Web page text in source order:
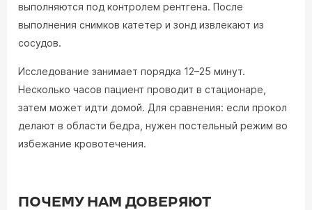
выполняются под контролем рентгена. После
выполнения снимков катетер и зонд извлекают из
сосудов.
Исследование занимает порядка 12–25 минут.
Несколько часов пациент проводит в стационаре,
затем может идти домой. Для сравнения: если прокол
делают в области бедра, нужен постельный режим во
избежание кровотечения.
ПОЧЕМУ НАМ ДОВЕРЯЮТ